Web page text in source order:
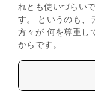
れとも使いづらい
す。 というのも、
方々が 何を尊重し
からです。